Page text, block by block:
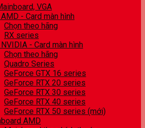
VGA
- Card màn hình
Chọn theo hãng
RX series
NVIDIA - Card màn hình
Chọn theo hãng
Quadro Series
GeForce GTX 16 series
GeForce RTX 20 series
GeForce RTX 30 series
GeForce RTX 40 series
GeForce RTX 50 series (mới)
AMD